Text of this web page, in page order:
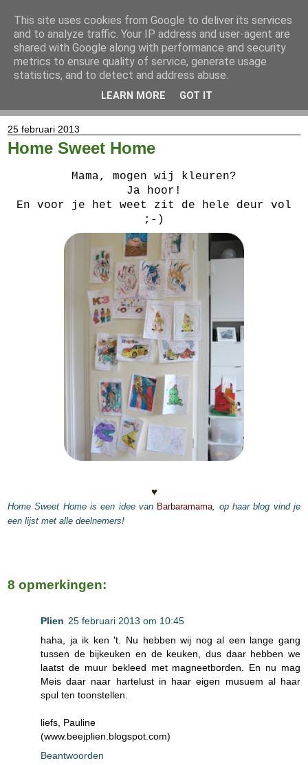
25 februari 2013
Home Sweet Home
Mama, mogen wij kleuren?
Ja hoor!
En voor je het weet zit de hele deur vol
;-)
♥
Home Sweet Home is een idee van Barbaramama , op haar blog vind je
een lijst met alle deelnemers!
8 opmerkingen:
Plien 25 februari 2013 om 10:45
haha, ja ik ken 't. Nu hebben wij nog al een lange gang
tussen de bijkeuken en de keuken, dus daar hebben we
laatst de muur bekleed met magneetborden. En nu mag
Meis daar naar hartelust in haar eigen musuem al haar
spul ten toonstellen.
liefs, Pauline
(www.beejplien.blogspot.com)
Beantwoorden
This site uses cookies from Google to deliver its services
and to analyze traffic. Your IP address and user-agent are
shared with Google along with performance and security
metrics to ensure quality of service, generate usage
statistics, and to detect and address abuse.
LEARN MORE GOT IT